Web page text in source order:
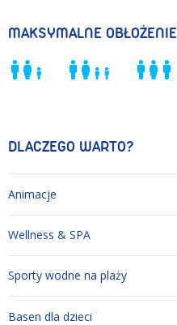
MAKSYMALNE OBŁOŻENIE
DLACZEGO WARTO?
Animacje
Wellness & SPA
Sporty wodne na plaży
Basen dla dzieci